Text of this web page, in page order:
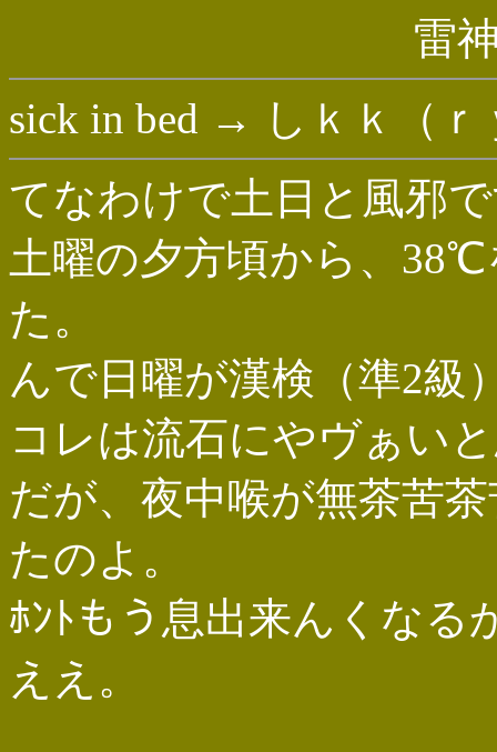
雷
sick in bed → しｋｋ（ｒ
てなわけで土日と風邪
土曜の夕方頃から、
た。
んで日曜が漢検（準2級
コレは流石にやヴぁい
だが、夜中喉が無茶苦
たのよ。
ﾎﾝﾄもう息出来んくなる
ええ。